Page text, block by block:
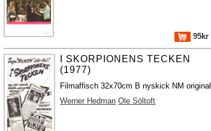
95kr
I SKORPIONENS TECKEN
(1977)
Filmaffisch 32x70cm B nyskick NM original
Werner Hedman Ole Söltoft